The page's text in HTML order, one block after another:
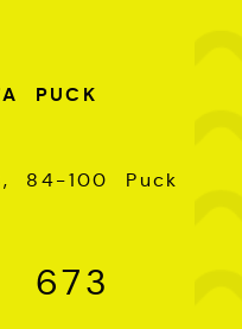
PUCK
84-100 Puck
673